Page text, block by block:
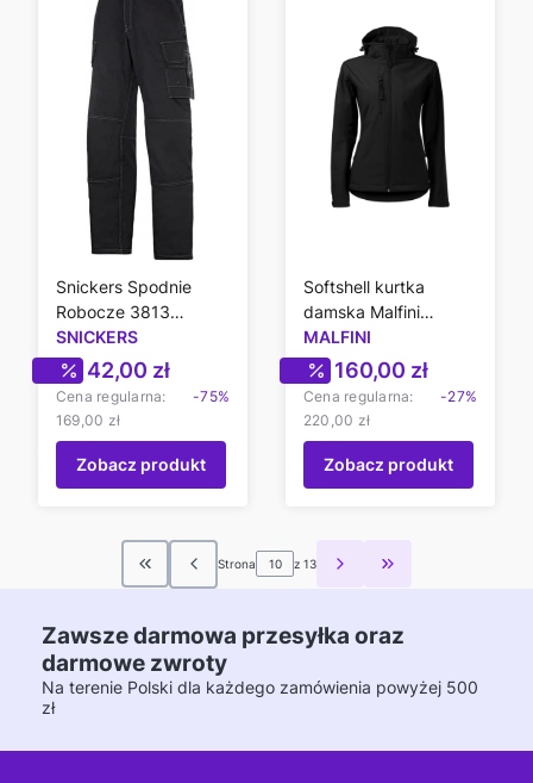
Snickers Spodnie
Robocze 3813
Czarne 96
SNICKERS
Cena promocyjna
42,00 zł
Cena regularna:
169,00 zł
-75%
Zobacz produkt
Softshell kurtka
damska Malfini
Performance 521
MALFINI
Cena
160,00 zł
Cena regularna:
220,00 zł
-27%
Zobacz produkt
Wróć do pierwszej strony z produktami
Strona z 13 Przejdź do
Zawsze darmowa przesyłka oraz
darmowe zwroty
Na terenie Polski dla każdego zamówienia powyżej 500
zł